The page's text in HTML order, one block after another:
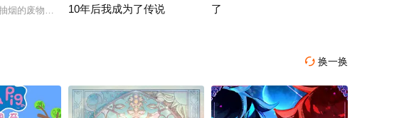
烟的废物兽人！ 因为缺乏伦理与卫生观念，不是把烟头往窗外乱丢，
10年后我成为了传说
了
 换一换